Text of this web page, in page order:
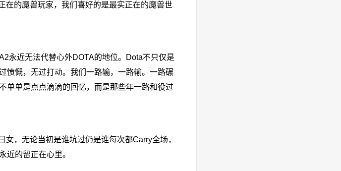
在的魔兽玩家，我们喜好的是最实正在的魔兽世
近无法代替心外DOTA的地位。Dota不只仅是
愤慨，无过打动。我们一路输，一路输。一路碾
单单是点点滴滴的回忆，而是那些年一路和役过
，无论当初是谁坑过仍是谁每次都Carry全场，
近的留正在心里。